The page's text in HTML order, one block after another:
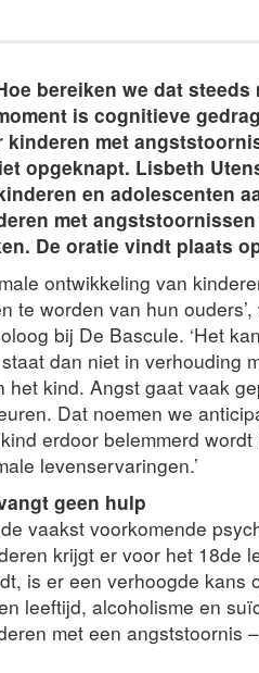
bereiken we dat
is cognitieve
met
opgeknapt. Lisbeth
en adolescenten
met
De oratie vindt plaats
ontwikkeling van
te worden van hun
bij De Bascule. ‘Het
dan niet in verhouding
het kind. Angst gaat vaak
Dat noemen we
erdoor belemmerd
levenservaringen.’
geen hulp
vaakst voorkomende
krijgt er voor het 18de
is er een verhoogde
leeftijd, alcoholisme en
met een angststoornis